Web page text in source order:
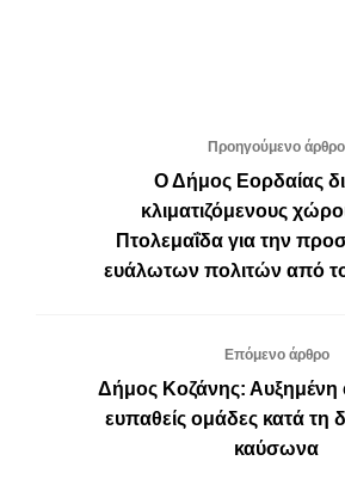
Προηγούμενο άρθρο
Ο Δήμος Εορδαίας
κλιματιζόμενους
Πτολεμαΐδα για την
ευάλωτων πολιτών από
Επόμενο άρθρο
Δήμος Κοζάνης: Αυξημένη
ευπαθείς ομάδες κατά τη
καύσωνα